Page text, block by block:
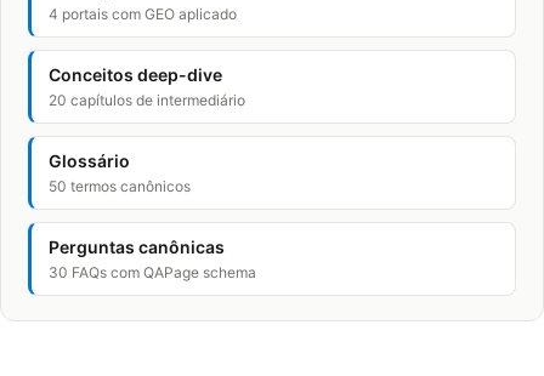
4 portais com GEO aplicado
Conceitos deep-dive
20 capítulos de intermediário
Glossário
50 termos canônicos
Perguntas canônicas
30 FAQs com QAPage schema